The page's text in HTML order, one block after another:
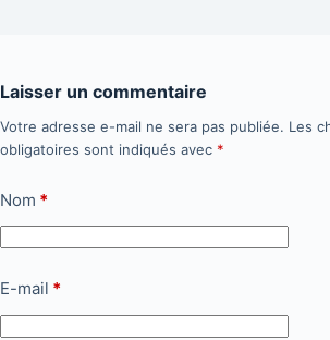
Laisser un commentaire
Votre adresse e-mail ne sera pas publiée. Les
obligatoires sont indiqués avec *
Nom *
E-mail *